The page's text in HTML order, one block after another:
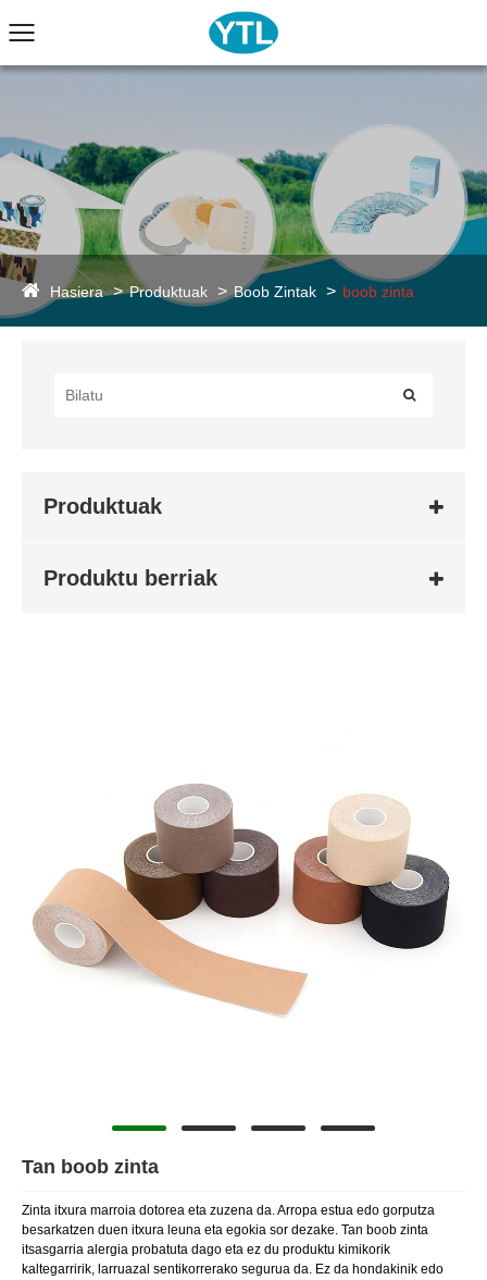
Hasiera Produktuak Boob Zintak boob zinta
Produktuak
Produktu berriak
Tan boob zinta
Zinta itxura marroia dotorea eta zuzena da. Arropa estua edo gorputza
besarkatzen duen itxura leuna eta egokia sor dezake. Tan boob zinta
itsasgarria alergia probatuta dago eta ez du produktu kimikorik
kaltegarririk, larruazal sentikorrerako segurua da. Ez da hondakinik edo